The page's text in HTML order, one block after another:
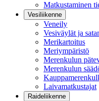
Matkustaminen
Vesiliikenne
Veneily
Vesiväylät ja
Merikartoitus
Meriympäristö
Merenkulun
Merenkulun
Laivamatkustajat
Raideliikenne